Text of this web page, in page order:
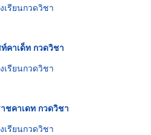
เรียนกวดวิชา
คาเด็ท กวดวิชา
เรียนกวดวิชา
ชคาเดท กวดวิชา
เรียนกวดวิชา